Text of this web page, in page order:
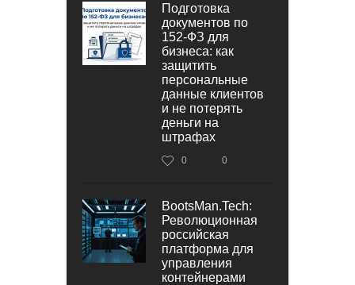
Подготовка
документов по
152‑ФЗ для
бизнеса: как
защитить
персональные
данные клиентов
и не потерять
деньги на
штрафах
0 0
BootsMan.Tech:
Революционная
российская
платформа для
управления
контейнерами